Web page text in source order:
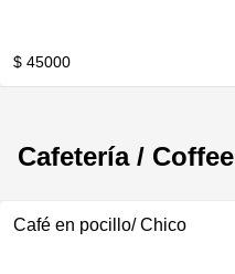
$ 45000
Cafetería / Coffee
Café en pocillo/ Chico